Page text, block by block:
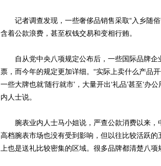
记者调查发现，一些奢侈品销售采取“入乡随俗
含着公款浪费，甚至权钱交易和变相行贿。
自从党中央八项规定公布后，一些国际品牌企
票，而今年的规定更加详细。“实际上卖什么产品
一些大牌也就‘随行就市’，大量开出‘礼品’甚至‘办
内人士说。
腕表业内人士马小姐说，严查公款消费以来，
高档腕表市场也没有受到影响，但以往比较活跃
上也是送礼比较密集的区域。很多品牌都清楚八项